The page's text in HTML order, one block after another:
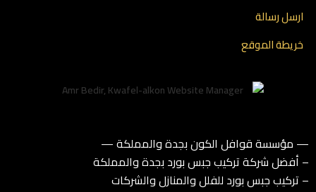
ارسل رسالة
خريطة الموقع
— مؤسسة قوافل الكون بجدة والمملكة —
– أفضل شركة تركيب جبس بورد بجدة والمملكة
– تركيب جبس بورد للفلل والمنازل والشركات